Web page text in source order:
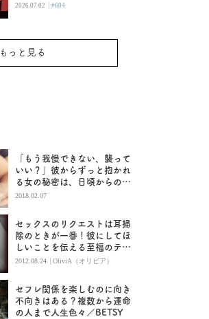
2026.07.02 | #604
もっと見る
「もう我慢できない、襲って
いい？」彼からずっと抱かれ
る女の秘密は、日頃からのケ
アにあった！
2018.02.07
セックスのリクエストは耳掃
除のときが一番！彼にしてほ
しいことを伝える至福のテク
ニック
2012.08.24 | OliviA（オリビア）
セフレ関係を楽しむのに向き
不向きはある？複数から運命
の人まで人生色々／BETSY